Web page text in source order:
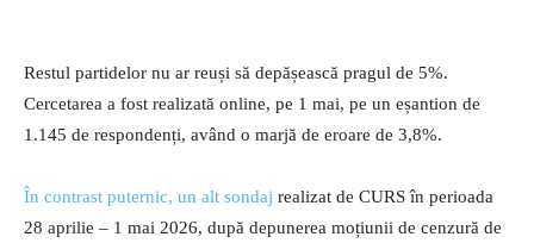
Restul partidelor nu ar reuși să depășească pragul de 5%.
Cercetarea a fost realizată online, pe 1 mai, pe un eșantion de
1.145 de respondenți, având o marjă de eroare de 3,8%.
În contrast puternic, un alt sondaj realizat de CURS în perioada
28 aprilie – 1 mai 2026, după depunerea moțiunii de cenzură de